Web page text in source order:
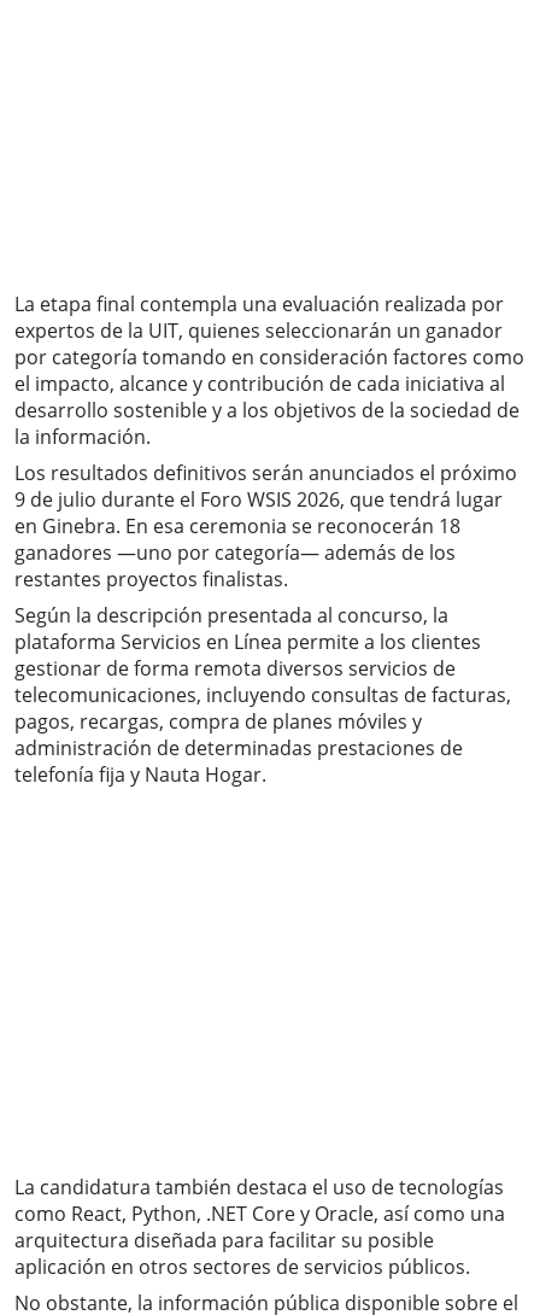
La etapa final contempla una evaluación realizada por
expertos de la UIT, quienes seleccionarán un ganador
por categoría tomando en consideración factores como
el impacto, alcance y contribución de cada iniciativa al
desarrollo sostenible y a los objetivos de la sociedad de
la información.
Los resultados definitivos serán anunciados el próximo
9 de julio durante el Foro WSIS 2026, que tendrá lugar
en Ginebra. En esa ceremonia se reconocerán 18
ganadores —uno por categoría— además de los
restantes proyectos finalistas.
Según la descripción presentada al concurso, la
plataforma Servicios en Línea permite a los clientes
gestionar de forma remota diversos servicios de
telecomunicaciones, incluyendo consultas de facturas,
pagos, recargas, compra de planes móviles y
administración de determinadas prestaciones de
telefonía fija y Nauta Hogar.
La candidatura también destaca el uso de tecnologías
como React, Python, .NET Core y Oracle, así como una
arquitectura diseñada para facilitar su posible
aplicación en otros sectores de servicios públicos.
No obstante, la información pública disponible sobre el